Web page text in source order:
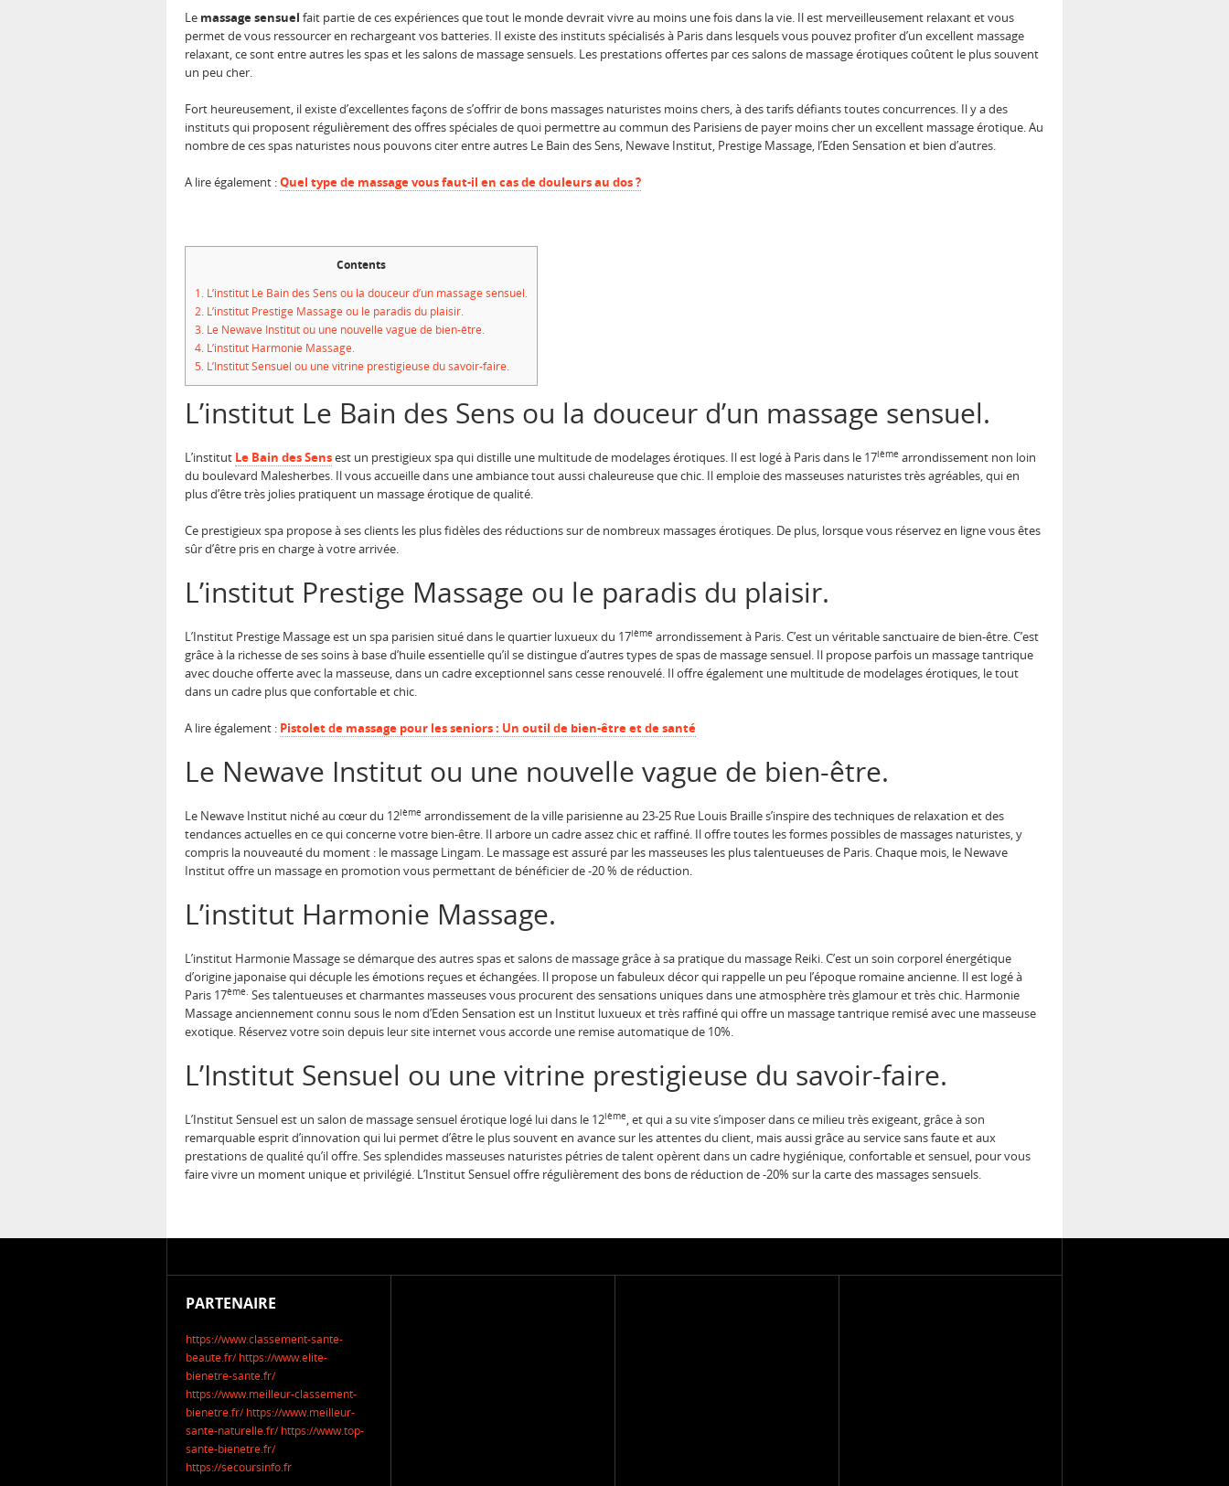
Le massage sensuel fait partie de ces expériences que tout le monde devrait vivre au moins une fois dans la vie. Il est merveilleusement relaxant et vous
permet de vous ressourcer en rechargeant vos batteries. Il existe des instituts spécialisés à Paris dans lesquels vous pouvez profiter d’un excellent massage
relaxant, ce sont entre autres les spas et les salons de massage sensuels. Les prestations offertes par ces salons de massage érotiques coûtent le plus souvent
un peu cher.
Fort heureusement, il existe d’excellentes façons de s’offrir de bons massages naturistes moins chers, à des tarifs défiants toutes concurrences. Il y a des
instituts qui proposent régulièrement des offres spéciales de quoi permettre au commun des Parisiens de payer moins cher un excellent massage érotique. Au
nombre de ces spas naturistes nous pouvons citer entre autres Le Bain des Sens, Newave Institut, Prestige Massage, l’Eden Sensation et bien d’autres.
A lire également :Quel type de massage vous faut-il en cas de douleurs au dos ?
Contents
1. L’institut Le Bain des Sens ou la douceur d’un massage sensuel.
2. L’institut Prestige Massage ou le paradis du plaisir.
3. Le Newave Institut ou une nouvelle vague de bien-être.
4. L’institut Harmonie Massage.
5. L’Institut Sensuel ou une vitrine prestigieuse du savoir-faire.
L’institut Le Bain des Sens ou la douceur d’un massage sensuel.
L’institut Le Bain des Sensest un prestigieux spa qui distille une multitude de modelages érotiques. Il est logé à Paris dans le 17ième arrondissement non loin
du boulevard Malesherbes. Il vous accueille dans une ambiance tout aussi chaleureuse que chic. Il emploie des masseuses naturistes très agréables, qui en
plus d’être très jolies pratiquent un massage érotique de qualité.
Ce prestigieux spa propose à ses clients les plus fidèles des réductions sur de nombreux massages érotiques. De plus, lorsque vous réservez en ligne vous êtes
sûr d’être pris en charge à votre arrivée.
L’institut Prestige Massage ou le paradis du plaisir.
L’Institut Prestige Massage est un spa parisien situé dans le quartier luxueux du 17ième arrondissement à Paris. C’est un véritable sanctuaire de bien-être. C’est
grâce à la richesse de ses soins à base d’huile essentielle qu’il se distingue d’autres types de spas de massage sensuel. Il propose parfois un massage tantrique
avec douche offerte avec la masseuse, dans un cadre exceptionnel sans cesse renouvelé. Il offre également une multitude de modelages érotiques, le tout
dans un cadre plus que confortable et chic.
A lire également : Pistolet de massage pour les seniors : Un outil de bien-être et de santé
Le Newave Institut ou une nouvelle vague de bien-être.
Le Newave Institut niché au cœur du 12ième arrondissement de la ville parisienne au 23-25 Rue Louis Braille s’inspire des techniques de relaxation et des
tendances actuelles en ce qui concerne votre bien-être. Il arbore un cadre assez chic et raffiné. Il offre toutes les formes possibles de massages naturistes, y
compris la nouveauté du moment : le massage Lingam. Le massage est assuré par les masseuses les plus talentueuses de Paris. Chaque mois, le Newave
Institut offre un massage en promotion vous permettant de bénéficier de -20 % de réduction.
L’institut Harmonie Massage.
L’institut Harmonie Massage se démarque des autres spas et salons de massage grâce à sa pratique du massage Reiki. C’est un soin corporel énergétique
d’origine japonaise qui décuple les émotions reçues et échangées. Il propose un fabuleux décor qui rappelle un peu l’époque romaine ancienne. Il est logé à
Paris 17ème. Ses talentueuses et charmantes masseuses vous procurent des sensations uniques dans une atmosphère très glamour et très chic. Harmonie
Massage anciennement connu sous le nom d’Eden Sensation est un Institut luxueux et très raffiné qui offre un massage tantrique remisé avec une masseuse
exotique. Réservez votre soin depuis leur site internet vous accorde une remise automatique de 10%.
L’Institut Sensuel ou une vitrine prestigieuse du savoir-faire.
L’Institut Sensuel est un salon de massage sensuel érotique logé lui dans le 12ième, et qui a su vite s’imposer dans ce milieu très exigeant, grâce à son
remarquable esprit d’innovation qui lui permet d’être le plus souvent en avance sur les attentes du client, mais aussi grâce au service sans faute et aux
prestations de qualité qu’il offre. Ses splendides masseuses naturistes pétries de talent opèrent dans un cadre hygiénique, confortable et sensuel, pour vous
faire vivre un moment unique et privilégié. L’Institut Sensuel offre régulièrement des bons de réduction de -20% sur la carte des massages sensuels.
PARTENAIRE
https://www.classement-sante-
beaute.fr/ https://www.elite-
bienetre-sante.fr/
https://www.meilleur-classement-
bienetre.fr/ https://www.meilleur-
sante-naturelle.fr/ https://www.top-
sante-bienetre.fr/
https://secoursinfo.fr